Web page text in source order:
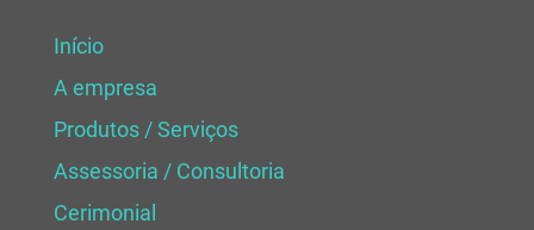
Início
A empresa
Produtos / Serviços
Assessoria / Consultoria
Cerimonial